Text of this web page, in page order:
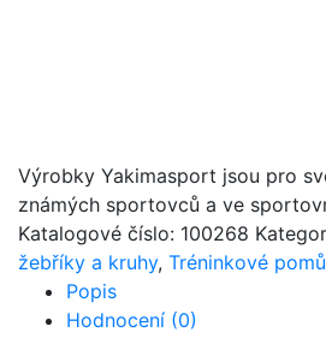
Výrobky Yakimasport jsou pro
známých sportovců a ve
Katalogové číslo: 100268
žebříky a kruhy, Tréninkové
Popis
Hodnocení (0)